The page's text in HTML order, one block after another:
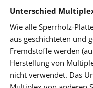
Unterschied
Wie alle Sperrholz-
aus geschichteten und
Fremdstoffe werden
Herstellung von
nicht verwendet. Das